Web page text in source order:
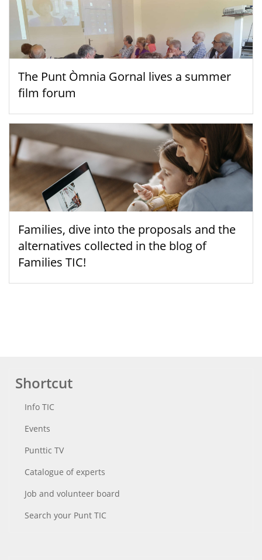
The Punt Òmnia Gornal lives a summer
film forum
Families, dive into the proposals and the
alternatives collected in the blog of
Families TIC!
Shortcut
Info TIC
Events
Punttic TV
Catalogue of experts
Job and volunteer board
Search your Punt TIC